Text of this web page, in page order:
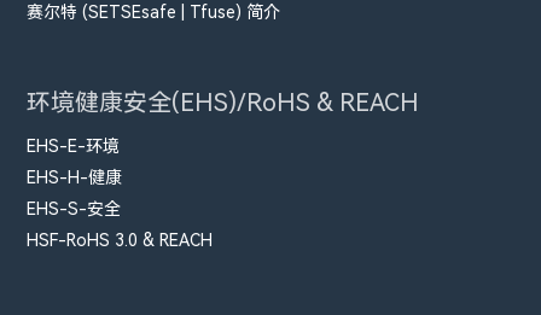
赛尔特 (SETSEsafe | Tfuse) 简介
环境健康安全(EHS)/RoHS & REACH
EHS-E-环境
EHS-H-健康
EHS-S-安全
HSF-RoHS 3.0 & REACH